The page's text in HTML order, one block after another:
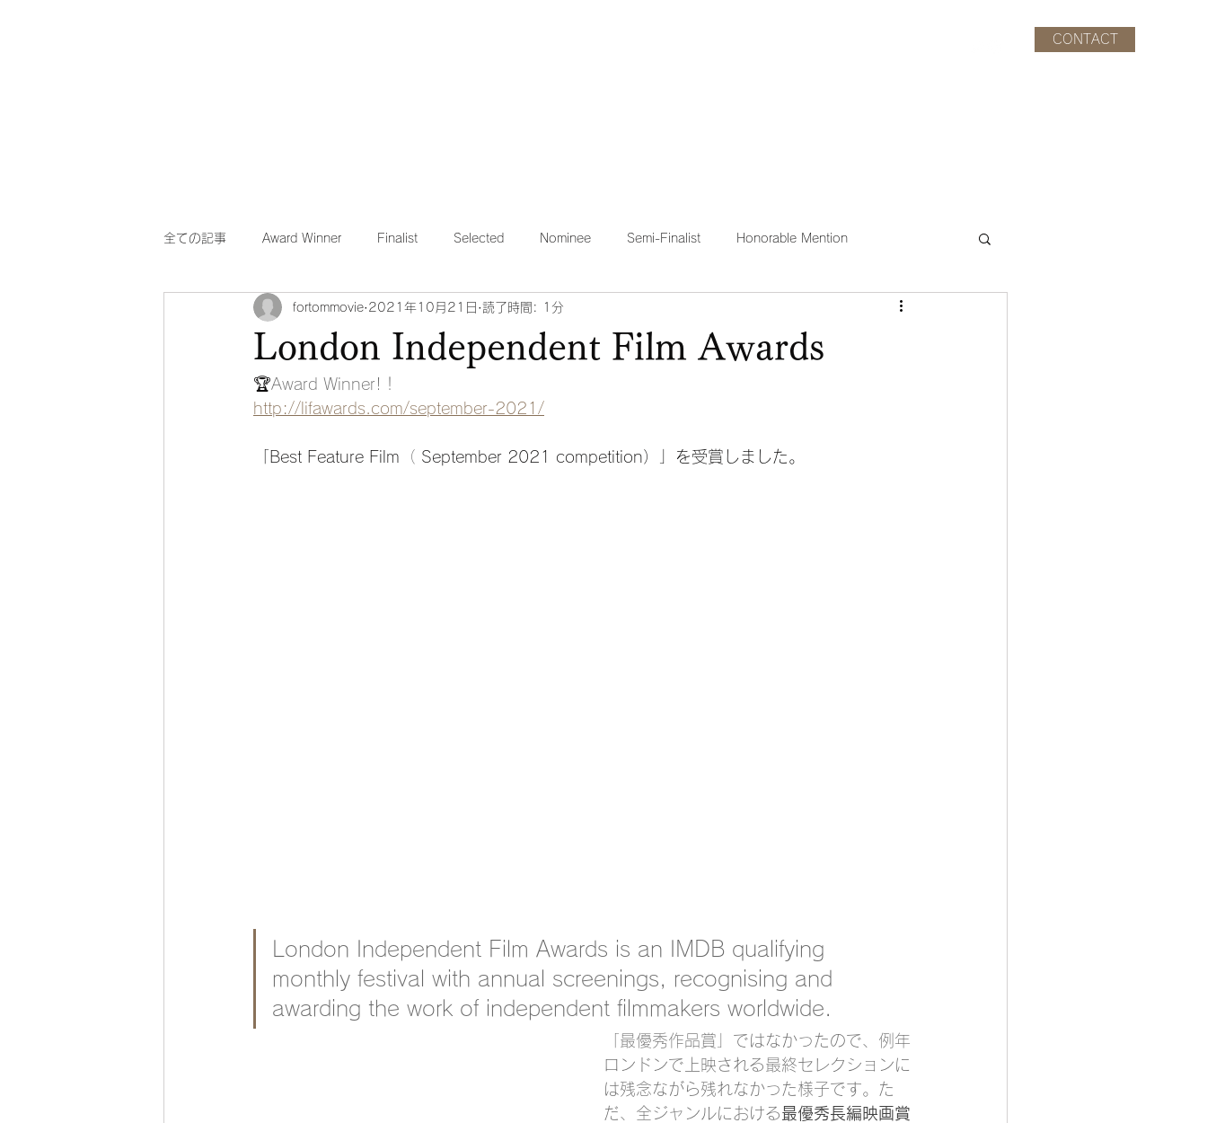
CONTACT
全ての記事 Award Winner Finalist Selected Nominee Semi-Finalist Honorable Mention
London Independent Film Awards
fortommovie 2021年10月21日 読了時間: 1分
🏆Award Winner!！
http://lifawards.com/september-2021/
「Best Feature Film （ September 2021 competition）」を受賞しました。
London Independent Film Awards is an IMDB qualifying
monthly festival with annual screenings, recognising and
awarding the work of independent filmmakers worldwide.
「最優秀作品賞」ではなかったので、例年
ロンドンで上映される最終セレクションに
は残念ながら残れなかった様子です。た
だ、全ジャンルにおける最優秀長編映画賞